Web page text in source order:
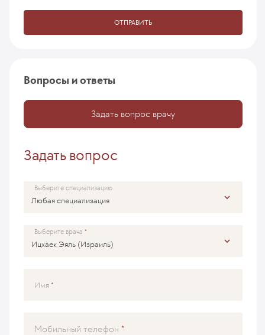
ОТПРАВИТЬ
Вопросы и ответы
Задать вопрос врачу
Задать вопрос
Выберите специализацию
Выберите врача
Имя
Мобильный телефон